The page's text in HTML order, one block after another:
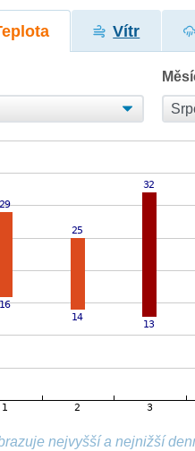
Vítr
nejvyšší a nejnižší